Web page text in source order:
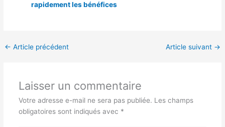
rapidement les bénéfices
← Article précédent Article suivant →
Laisser un commentaire
Votre adresse e-mail ne sera pas publiée. Les champs
obligatoires sont indiqués avec *